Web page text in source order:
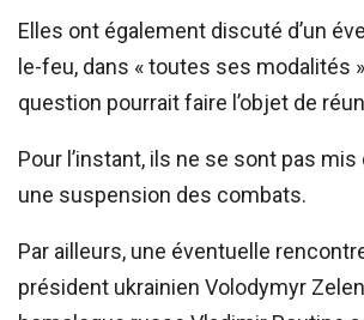
Elles ont également discuté d’un
le-feu, dans « toutes ses modalités
question pourrait faire l’objet de
Pour l’instant, ils ne se sont pas mis
une suspension des combats.
Par ailleurs, une éventuelle
président ukrainien Volodymyr